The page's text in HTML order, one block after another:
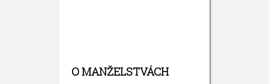
O MANŽELSTVÁCH